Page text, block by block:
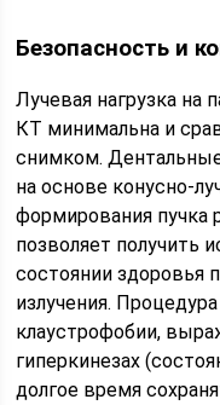
Безопасность и
Лучевая нагрузка на
КТ минимальна и
снимком.
на основе конусно-
формирования пучка
позволяет
состоянии здоровья
излучения.
клаустрофобии,
гиперкинезах
долгое время